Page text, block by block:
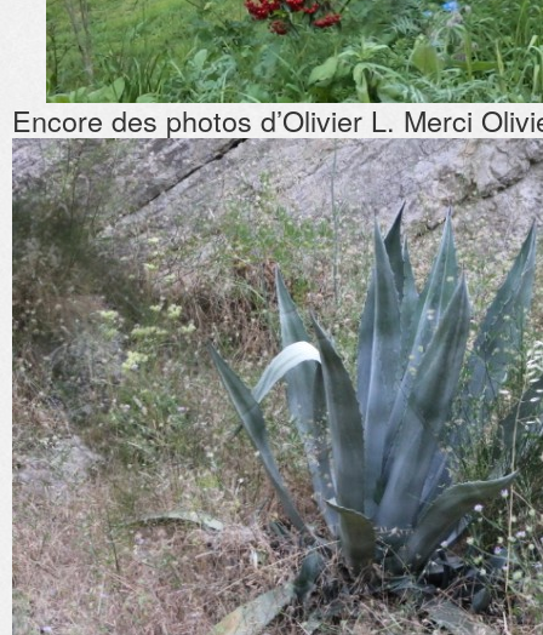
Encore des photos d’Olivier L. Merci